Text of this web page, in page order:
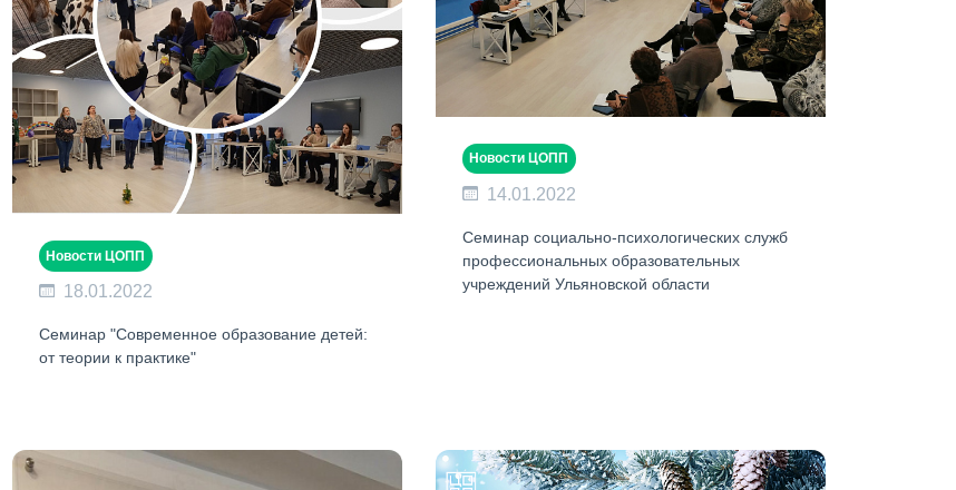
Новости ЦОПП
18.01.2022
Семинар "Современное образование детей:
от теории к практике"
Новости ЦОПП
14.01.2022
Семинар социально-психологических служб
профессиональных образовательных
учреждений Ульяновской области